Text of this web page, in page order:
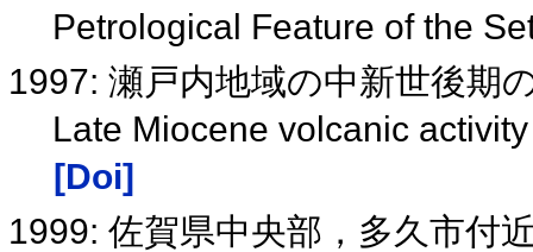
Petrological Feature of the
1997: 瀬戸内地域の中新世後期
Late Miocene volcanic
[Doi]
1999: 佐賀県中央部，多久市付